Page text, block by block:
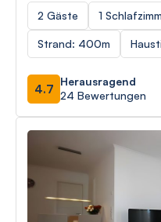
2 Gäste 1
Strand: 400m
4.7
Herausragend
24 Bewertungen